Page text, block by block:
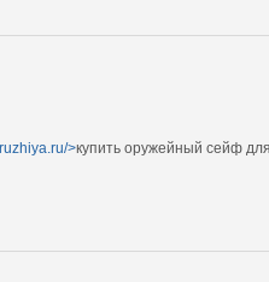
>купить оружейный сейф